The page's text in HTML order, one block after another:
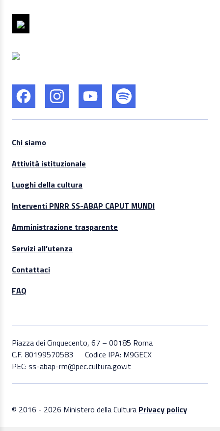
Chi siamo
Attività istituzionale
Luoghi della cultura
Interventi PNRR SS-ABAP CAPUT MUNDI
Amministrazione trasparente
Servizi all’utenza
Contattaci
FAQ
Piazza dei Cinquecento, 67 – 00185 Roma
C.F. 80199570583
Codice IPA: M9GECX
PEC: ss-abap-rm@pec.cultura.gov.it
© 2016 - 2026 Ministero della Cultura Privacy policy